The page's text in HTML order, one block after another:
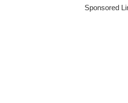
Sponsored